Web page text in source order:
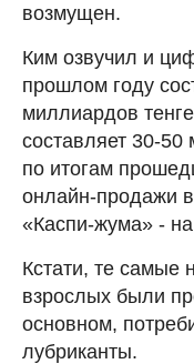
возмущен.
Ким озвучил и
прошлом году
миллиардов
составляет 30-
по итогам
онлайн-продажи
«Каспи-жума» -
Кстати, те
взрослых были
основном,
лубриканты.